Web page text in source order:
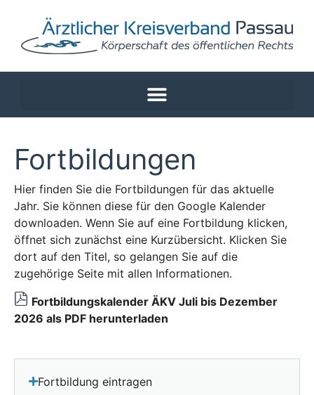
Fortbildungen
Hier finden Sie die Fortbildungen für das aktuelle
Jahr. Sie können diese für den Google Kalender
downloaden. Wenn Sie auf eine Fortbildung klicken,
öffnet sich zunächst eine Kurzübersicht. Klicken Sie
dort auf den Titel, so gelangen Sie auf die
zugehörige Seite mit allen Informationen.
Fortbildungskalender ÄKV Juli bis Dezember
2026 als PDF herunterladen
Fortbildung eintragen